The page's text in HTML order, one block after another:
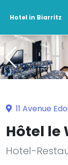
Hotel in Biarritz
11 Avenue
Hôtel le
Hotel-